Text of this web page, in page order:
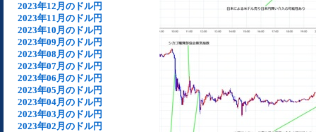
2023年12月のドル円
2023年11月のドル円
2023年10月のドル円
2023年09月のドル円
2023年08月のドル円
2023年07月のドル円
2023年06月のドル円
2023年05月のドル円
2023年04月のドル円
2023年03月のドル円
2023年02月のドル円